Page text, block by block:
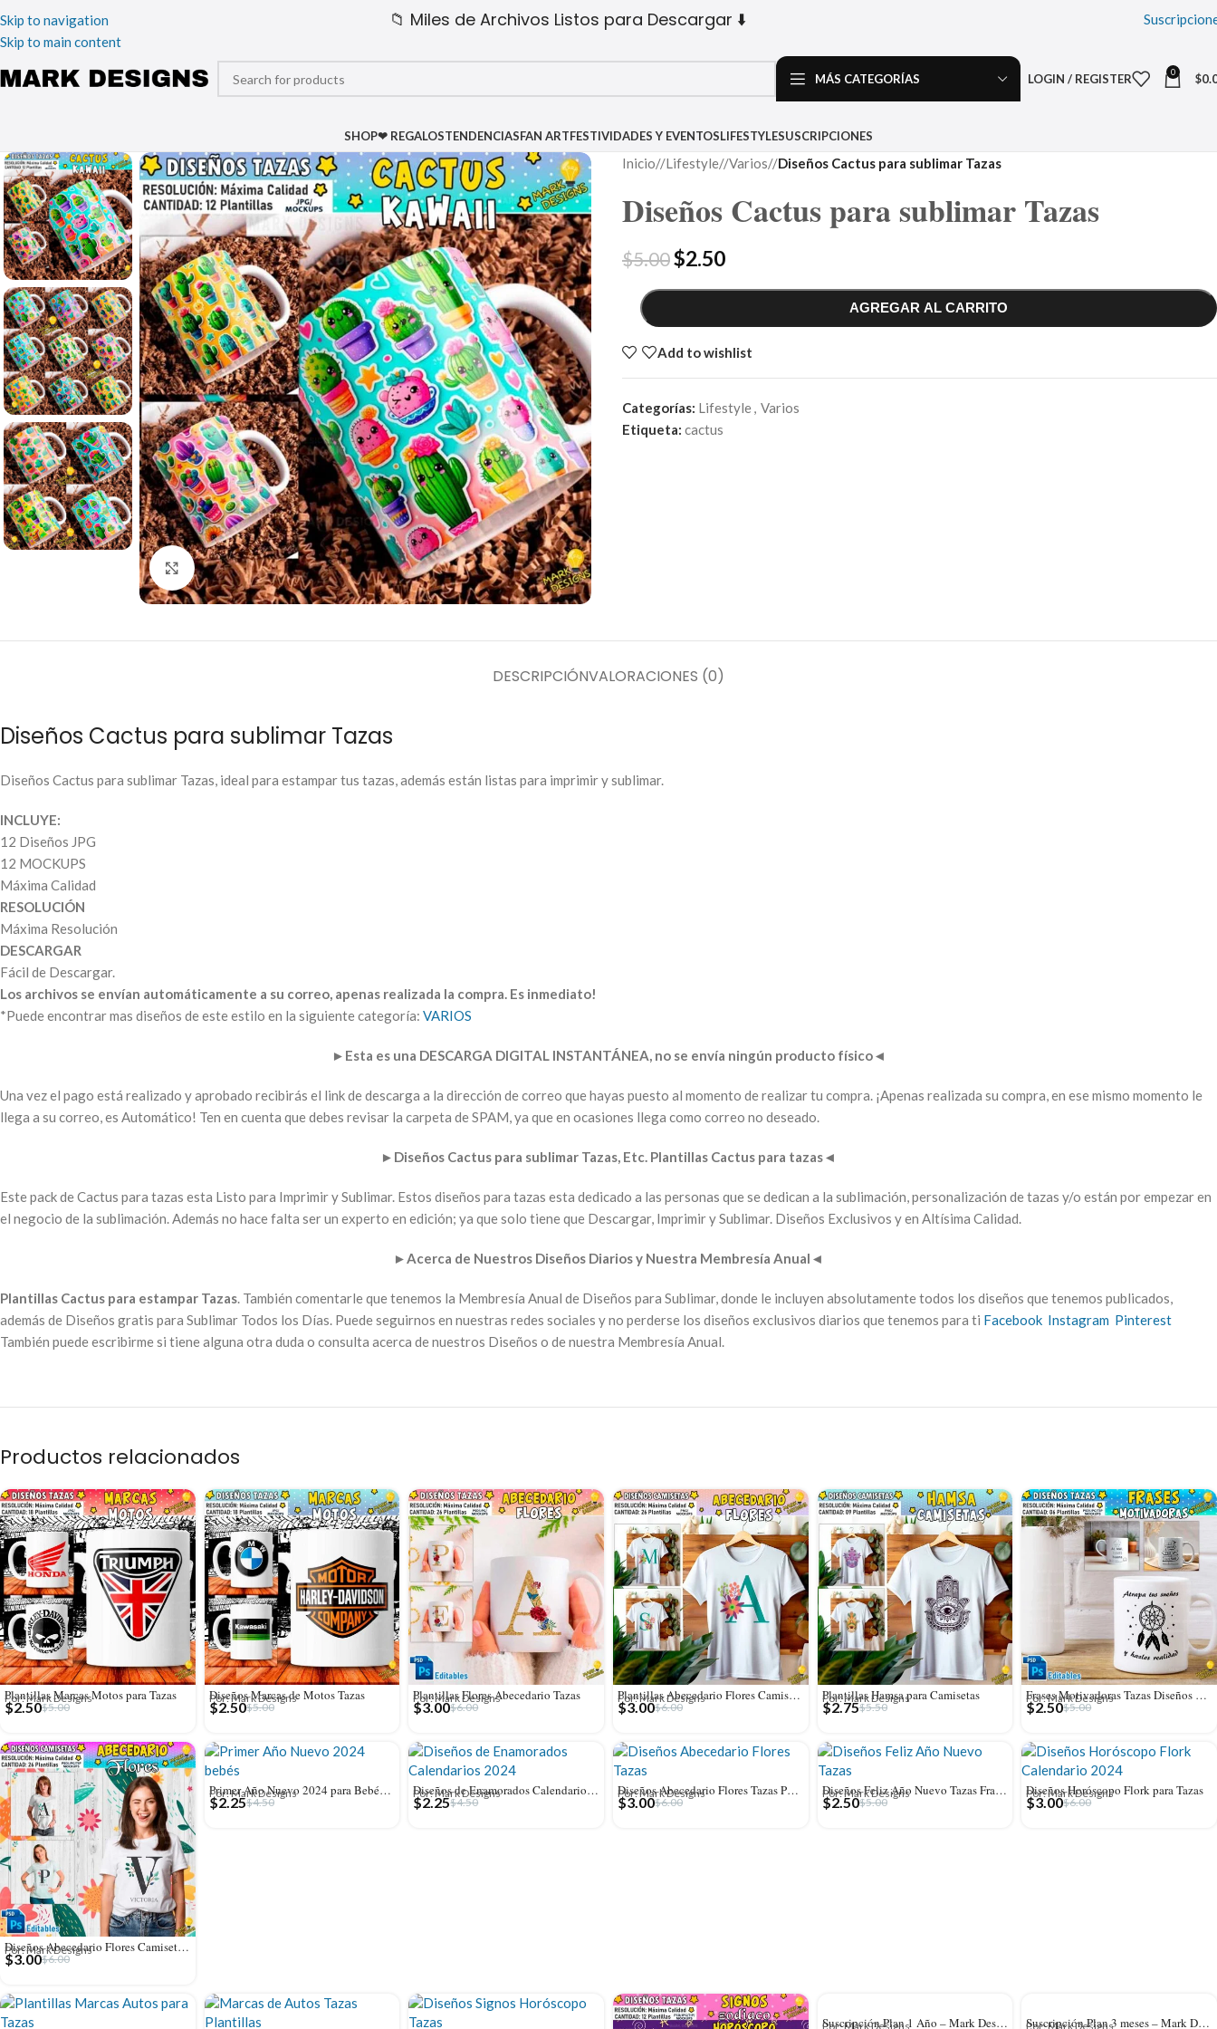
Skip to navigation
Skip to main content
📁 Miles de Archivos Listos para Descargar ⬇️
MÁS CATEGORÍAS LOGIN / REGISTER 0 $
SHOP❤ REGALOSTENDENCIASFAN ARTFESTIVIDADES Y EVENTOSLIFESTYLESUSCRIPCIONES
Click to enlarge
Inicio/ Lifestyle/ Varios/ Diseños Cactus para sublimar Tazas
Diseños Cactus para sublimar Tazas
$5.00$2.50
AGREGAR AL CARRITO
Add to wishlist
Categorías: Lifestyle, Varios
Etiqueta: cactus
DESCRIPCIÓNVALORACIONES (0)
Diseños Cactus para sublimar Tazas
Diseños Cactus para sublimar Tazas, ideal para estampar tus tazas, además están listas para imprimir y sublimar.
INCLUYE:
12 Diseños JPG
12 MOCKUPS
Máxima Calidad
RESOLUCIÓN
Máxima Resolución
DESCARGAR
Fácil de Descargar.
Los archivos se envían automáticamente a su correo, apenas realizada la compra. Es inmediato!
*Puede encontrar mas diseños de este estilo en la siguiente categoría: VARIOS
► Esta es una DESCARGA DIGITAL INSTANTÁNEA, no se envía ningún producto físico◄
Una vez el pago está realizado y aprobado recibirás el link de descarga a la dirección de correo que hayas puesto al momento de realizar tu compra. ¡Apenas realizada su compra, en ese mismo momento le
llega a su correo, es Automático! Ten en cuenta que debes revisar la carpeta de SPAM, ya que en ocasiones llega como correo no deseado.
► Diseños Cactus para sublimar Tazas, Etc. Plantillas Cactus para tazas◄
Este pack de Cactus para tazas esta Listo para Imprimir y Sublimar. Estos diseños para tazas esta dedicado a las personas que se dedican a la sublimación, personalización de tazas y/o están por empezar en
el negocio de la sublimación. Además no hace falta ser un experto en edición; ya que solo tiene que Descargar, Imprimir y Sublimar. Diseños Exclusivos y en Altísima Calidad.
►Acerca de Nuestros Diseños Diarios y Nuestra Membresía Anual ◄
Plantillas Cactus para estampar Tazas. También comentarle que tenemos la Membresía Anual de Diseños para Sublimar, donde le incluyen absolutamente todos los diseños que tenemos publicados,
además de Diseños gratis para Sublimar Todos los Días. Puede seguirnos en nuestras redes sociales y no perderse los diseños exclusivos diarios que tenemos para ti Facebook Instagram Pinterest
También puede escribirme si tiene alguna otra duda o consulta acerca de nuestros Diseños o de nuestra Membresía Anual.
Productos relacionados
Plantillas Marcas Motos para Tazas
Por: Mark Designs
$5.00
$2.50
Diseños Marcas de Motos Tazas
Por: Mark Designs
$5.00
$2.50
Plantillas Flores Abecedario Tazas
Por: Mark Designs
$6.00
$3.00
Plantillas Abecedario Flores Camisetas
Por: Mark Designs
$6.00
$3.00
Plantillas Hamsa para Camisetas
Por: Mark Designs
$5.50
$2.75
Frases Motivadoras Tazas Diseños Editables
Por: Mark Designs
$5.00
$2.50
Diseños Abecedario Flores Camisetas Full Editables
Por: Mark Designs
$6.00
$3.00
Primer Año Nuevo 2024 para Bebés Diseños
Por: Mark Designs
$4.50
$2.25
Diseños de Enamorados Calendarios 2024 para Tazas
Por: Mark Designs
$4.50
$2.25
Diseños Abecedario Flores Tazas Personalizado
Por: Mark Designs
$6.00
$3.00
Diseños Feliz Año Nuevo Tazas Frases
Por: Mark Designs
$5.00
$2.50
Diseños Horóscopo Flork para Tazas
Por: Mark Designs
$6.00
$3.00
Suscripción Plan 1 Año – Mark Designs
Por: Mark Designs Suscripción Plan 3 meses – Mark Designs
Por: Mark Designs